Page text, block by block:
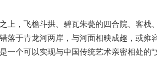
，飞檐斗拱、碧瓦朱甍的四合院、客栈
落于青龙河两岸，与河面相映成趣，或雍
一个可以实现与中国传统艺术亲密相处的“